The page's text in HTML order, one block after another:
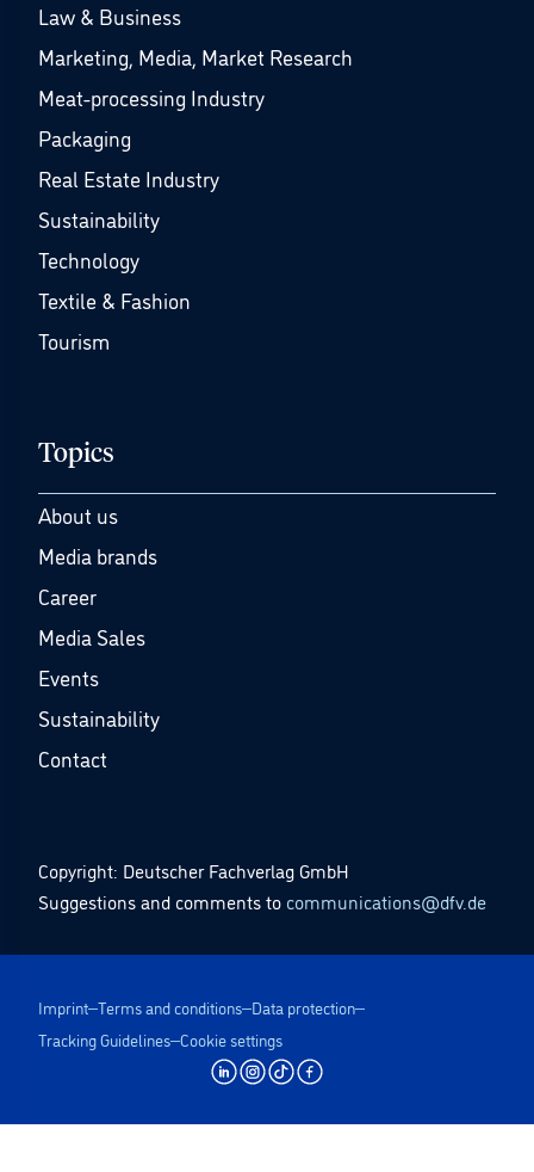
Law & Business
Marketing, Media, Market Research
Meat-processing Industry
Packaging
Real Estate Industry
Sustainability
Technology
Textile & Fashion
Tourism
Topics
About us
Media brands
Career
Media Sales
Events
Sustainability
Contact
Copyright: Deutscher Fachverlag GmbH
Suggestions and comments to communications@dfv.de
Imprint Terms and conditions Data protection
Tracking Guidelines Cookie settings